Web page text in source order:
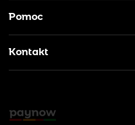
Pomoc
Kontakt